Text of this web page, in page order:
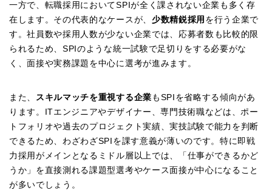
一方で、転職採用においてSPIが全く課されない企業も多く存
在します。その代表的なケースが、 少数精鋭採用 を行う企業で
す。社員数や採用人数が少ない企業では、応募者数も比較的限
られるため、SPIのような統一試験で足切りをする必要がな
く、面接や実務課題を中心に選考が進みます。
また、 スキルマッチを重視する企業 もSPIを省略する傾向があ
ります。ITエンジニアやデザイナー、専門技術職などは、ポー
トフォリオや過去のプロジェクト実績、実技試験で能力を判断
できるため、わざわざSPIを課す意義が薄いのです。特に即戦
力採用がメインとなるミドル層以上では、「仕事ができるかど
うか」を直接測れる課題型選考やケース面接が中心になること
が多いでしょう。